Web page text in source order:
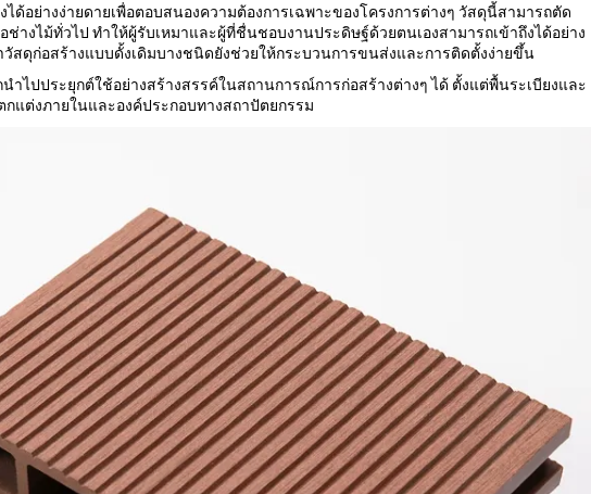
ได้อย่างง่ายดายเพื่อตอบสนองความต้องการเฉพาะของโครงการต่างๆ วัสดุนี้สามารถตัด
างไม้ทั่วไป ทำให้ผู้รับเหมาและผู้ที่ชื่นชอบงานประดิษฐ์ด้วยตนเองสามารถเข้าถึงได้อย่าง
สดุก่อสร้างแบบดั้งเดิมบางชนิดยังช่วยให้กระบวนการขนส่งและการติดตั้งง่ายขึ้น
ำไปประยุกต์ใช้อย่างสร้างสรรค์ในสถานการณ์การก่อสร้างต่างๆ ได้ ตั้งแต่พื้นระเบียงและ
แต่งภายในและองค์ประกอบทางสถาปัตยกรรม